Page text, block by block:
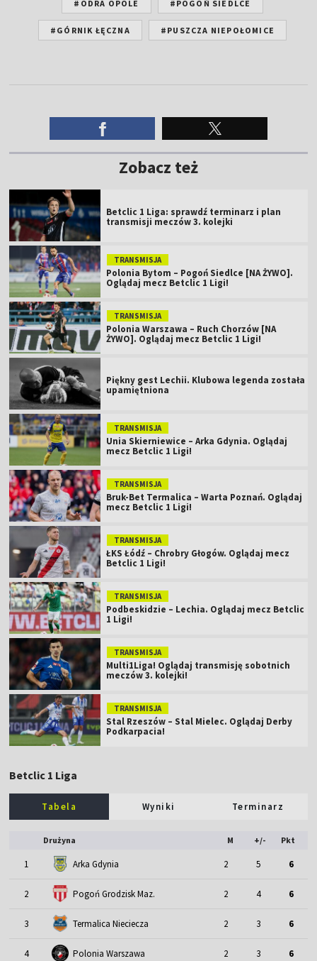
#ODRA OPOLE #POGOŃ SIEDLCE
#GÓRNIK ŁĘCZNA #PUSZCZA NIEPOŁOMICE
Zobacz też
Betclic 1 Liga: sprawdź terminarz i plan
transmisji meczów 3. kolejki
TRANSMISJA
Polonia Bytom – Pogoń Siedlce [NA ŻYWO].
Oglądaj mecz Betclic 1 Ligi!
TRANSMISJA
Polonia Warszawa – Ruch Chorzów [NA
ŻYWO]. Oglądaj mecz Betclic 1 Ligi!
Piękny gest Lechii. Klubowa legenda została
upamiętniona
TRANSMISJA
Unia Skierniewice – Arka Gdynia. Oglądaj
mecz Betclic 1 Ligi!
TRANSMISJA
Bruk-Bet Termalica – Warta Poznań. Oglądaj
mecz Betclic 1 Ligi!
TRANSMISJA
ŁKS Łódź – Chrobry Głogów. Oglądaj mecz
Betclic 1 Ligi!
TRANSMISJA
Podbeskidzie – Lechia. Oglądaj mecz Betclic
1 Ligi!
TRANSMISJA
Multi1Liga! Oglądaj transmisję sobotnich
meczów 3. kolejki!
TRANSMISJA
Stal Rzeszów – Stal Mielec. Oglądaj Derby
Podkarpacia!
Betclic 1 Liga
Tabela Wyniki Terminarz
Drużyna M +/- Pkt
1 Arka Gdynia 2 5 6
2 Pogoń Grodzisk Maz. 2 4 6
3 Termalica Nieciecza 2 3 6
4 Polonia Warszawa 2 3 6